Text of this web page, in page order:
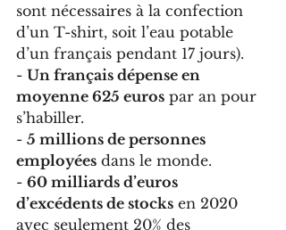
sont nécessaires à la confection
d’un T-shirt, soit l’eau potable
d’un français pendant 17 jours).
- Un français dépense en
moyenne 625 euros par an pour
s’habiller.
- 5 millions de personnes
employées dans le monde.
- 60 milliards d’euros
d’excédents de stocks en 2020
avec seulement 20% des